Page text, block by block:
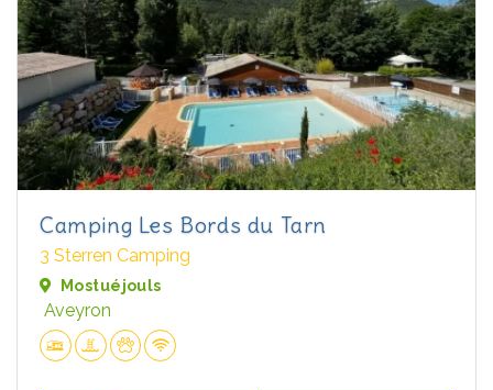
Camping Les Bords du Tarn
3 Sterren Camping
Mostuéjouls
Aveyron